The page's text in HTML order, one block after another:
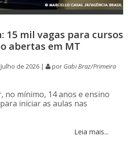
15 mil vagas para cursos
abertas em MT
de 2026 | por Gabi Braz/Primeira
no mínimo, 14 anos e ensino
iniciar as aulas nas
Leia mais...